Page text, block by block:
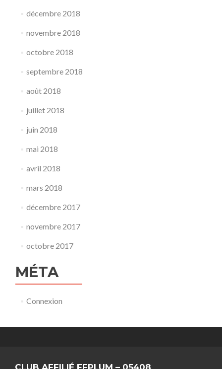
décembre 2018
novembre 2018
octobre 2018
septembre 2018
août 2018
juillet 2018
juin 2018
mai 2018
avril 2018
mars 2018
décembre 2017
novembre 2017
octobre 2017
MÉTA
Connexion
CLUB AFFILIÉ FFPLUM – 05408